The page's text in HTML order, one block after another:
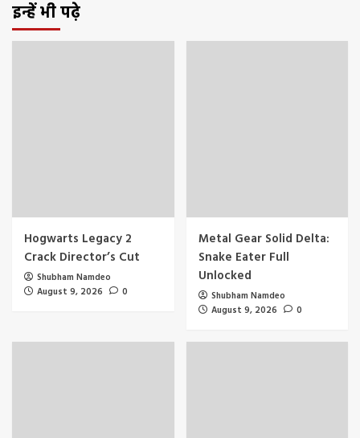
इन्हें भी पढ़े
Hogwarts Legacy 2
Crack Director’s Cut
Shubham Namdeo
August 9, 2026
0
Metal Gear Solid Delta:
Snake Eater Full
Unlocked
Shubham Namdeo
August 9, 2026
0